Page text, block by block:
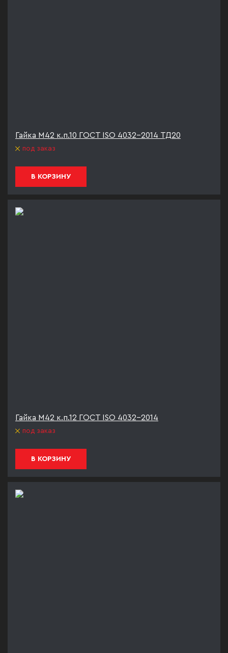
Гайка М42 к.п.10 ГОСТ ISO 4032-2014 ТД20
под заказ
В КОРЗИНУ
Гайка М42 к.п.12 ГОСТ ISO 4032-2014
под заказ
В КОРЗИНУ